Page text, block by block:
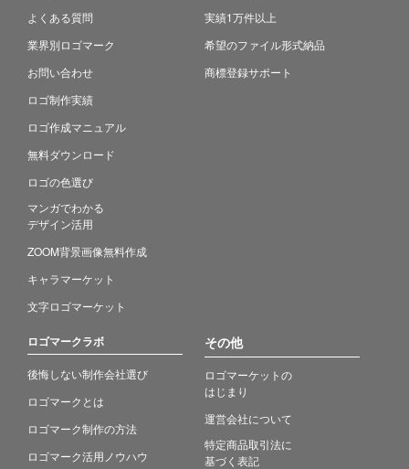
よくある質問
業界別ロゴマーク
お問い合わせ
ロゴ制作実績
ロゴ作成マニュアル
無料ダウンロード
ロゴの色選び
マンガでわかる
デザイン活用
ZOOM背景画像無料作成
キャラマーケット
文字ロゴマーケット
実績1万件以上
希望のファイル形式納品
商標登録サポート
ロゴマークラボ
後悔しない制作会社選び
ロゴマークとは
ロゴマーク制作の方法
ロゴマーク活用ノウハウ
その他
ロゴマーケットの
はじまり
運営会社について
特定商品取引法に
基づく表記